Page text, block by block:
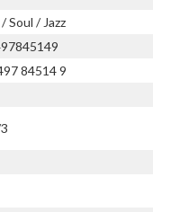
Soul / Jazz
84514 9